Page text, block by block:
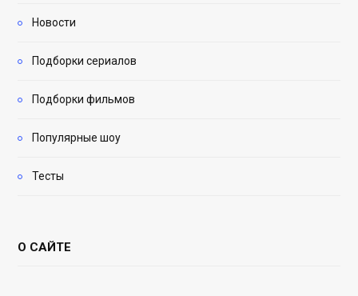
Новости
Подборки сериалов
Подборки фильмов
Популярные шоу
Тесты
О САЙТЕ